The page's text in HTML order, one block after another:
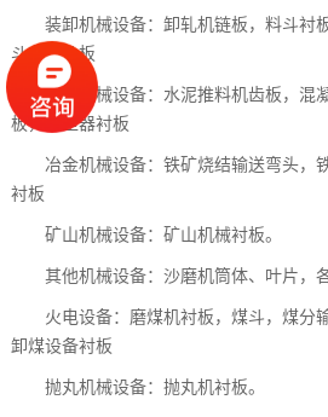
装卸机械设备：卸轧机链板，料斗衬
斗车翻斗板
建筑机械设备：水泥推料机齿板，混
板，除尘器衬板
冶金机械设备：铁矿烧结输送弯头，
衬板
矿山机械设备：矿山机械衬板。
其他机械设备：沙磨机筒体、叶片，
火电设备：磨煤机衬板，煤斗，煤分输
卸煤设备衬板
抛丸机械设备：抛丸机衬板。